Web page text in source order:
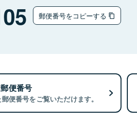
郵便番号をコピーする
便番号
便番号をご覧いただけます。